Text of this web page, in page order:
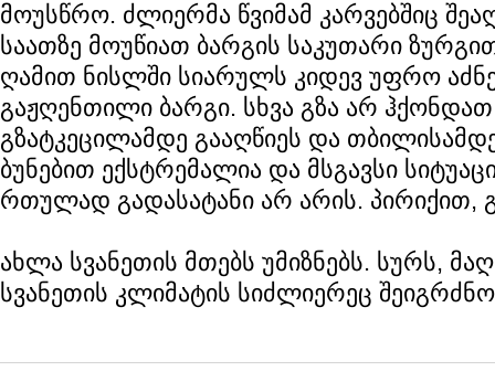
მოუსწრო. ძლიერმა წვიმამ კარვებშიც
საათზე მოუწიათ ბარგის საკუთარი
ღამით ნისლში სიარულს კიდევ უფრო
გაჟღენთილი ბარგი. სხვა გზა არ
გზატკეცილამდე გააღწიეს და
ბუნებით ექსტრემალია და მსგავსი
რთულად გადასატანი არ არის. პირიქით,
ახლა სვანეთის მთებს უმიზნებს. სურს,
სვანეთის კლიმატის სიძლიერეც